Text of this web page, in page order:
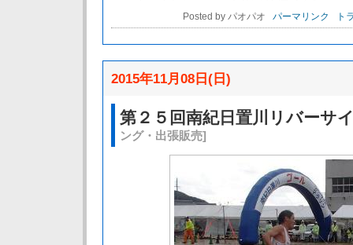
Posted by パオパオ パーマリンク ト
2015年11月08日(日)
第２５回南紀日置川リバーサ
ング・出張販売]